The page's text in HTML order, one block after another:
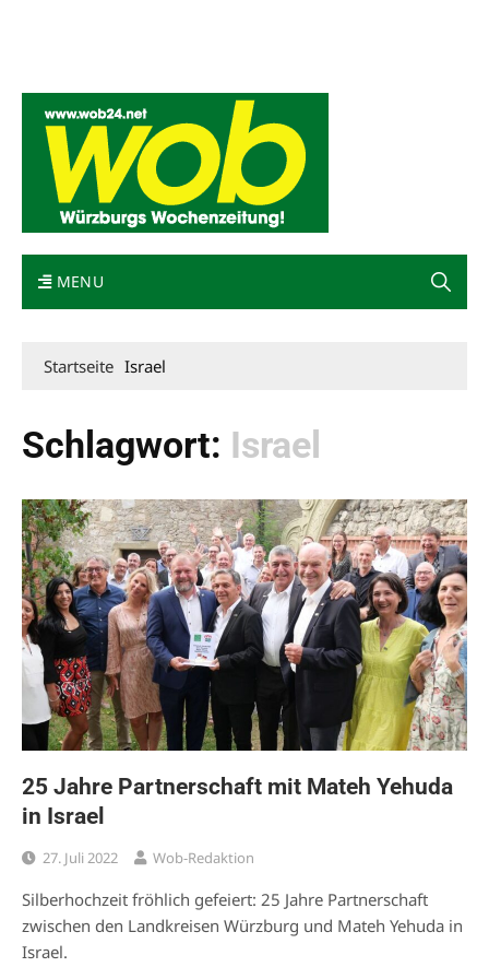
MENU
Startseite Israel
Schlagwort: Israel
25 Jahre Partnerschaft mit Mateh Yehuda
in Israel
27. Juli 2022 Wob-Redaktion
Silberhochzeit fröhlich gefeiert: 25 Jahre Partnerschaft
zwischen den Landkreisen Würzburg und Mateh Yehuda in
Israel.